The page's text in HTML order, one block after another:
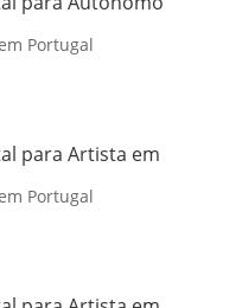
Portugal
para Artista em
Portugal